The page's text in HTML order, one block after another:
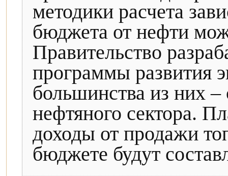
методики расчета
бюджета от нефти
Правительство
программы развития
большинства из них
нефтяного сектора.
доходы от продажи
бюджете будут